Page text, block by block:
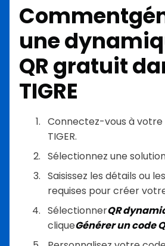
Comment
une
QR gratuit
TIGRE
Connectez-vous à votre
TIGER.
Sélectionnez une
Saisissez les détails ou
requises pour créer
SélectionnerQR
cliqueGénérer un code